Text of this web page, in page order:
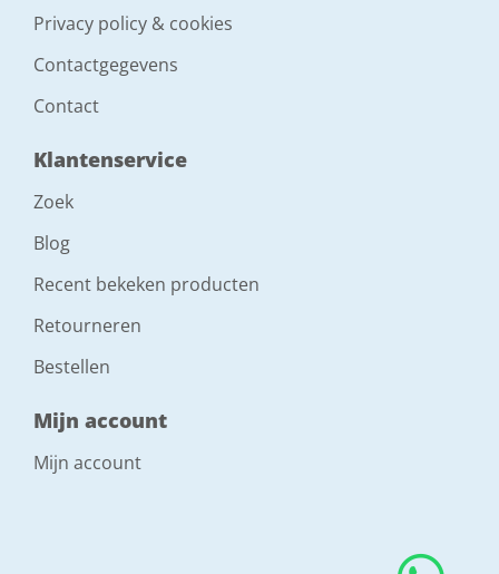
Privacy policy & cookies
Contactgegevens
Contact
Klantenservice
Zoek
Blog
Recent bekeken producten
Retourneren
Bestellen
Mijn account
Mijn account